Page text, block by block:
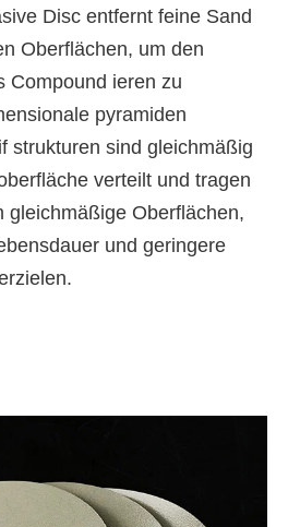
Disc entfernt feine Sand
Oberflächen, um den
Compound ieren zu
pyramiden
strukturen sind gleichmäßig
verteilt und tragen
gleichmäßige Oberflächen,
und geringere